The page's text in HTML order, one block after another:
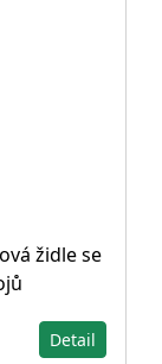
židle se
Detail